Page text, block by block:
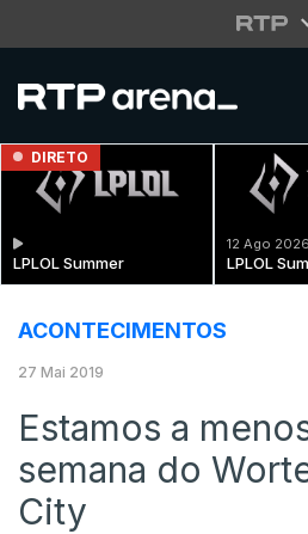
DIRETO
LPLOL Summer
12 Ago
LPLOL
ACONTECIMENTOS
27 Mai 2019
Estamos a
semana do
City